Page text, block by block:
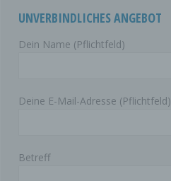
UNVERBINDLICHES ANGEBOT
Dein Name (Pflichtfeld)
Deine E-Mail-Adresse (Pflichtfeld)
Betreff